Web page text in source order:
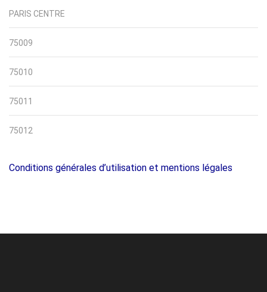
PARIS CENTRE
75009
75010
75011
75012
Conditions générales d’utilisation et mentions légales